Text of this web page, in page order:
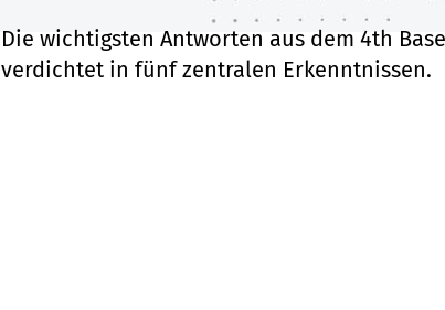
Die wichtigsten Antworten aus dem 4th
verdichtet in fünf zentralen Erkenntnissen.